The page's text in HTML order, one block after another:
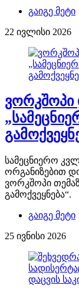
გაიგე მეტი
22 ივლისი 2026
ვორკშოპი
სამეცნიერო
ორგანიზებით
ვორკშოპი
გამოქვეყნება“.
გაიგე მეტი
25 ივნისი 2026